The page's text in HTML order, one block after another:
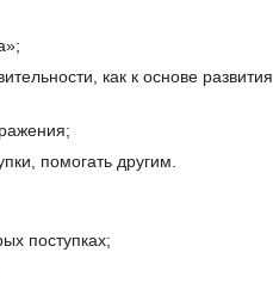
как к основе развития
помогать другим.
поступках;